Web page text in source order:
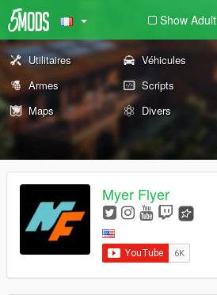
Show Adult
Utilitaires Véhicules
Armes
Scripts
Maps
Divers
Myer Flyer